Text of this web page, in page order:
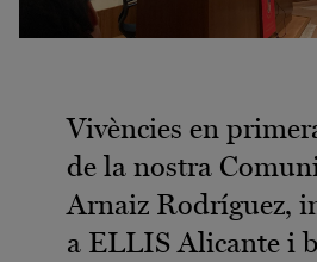
Vivències en
de la nostra
Arnaiz Rodríguez,
a ELLIS Alicante i